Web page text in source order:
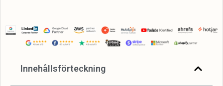
Innehållsförteckning